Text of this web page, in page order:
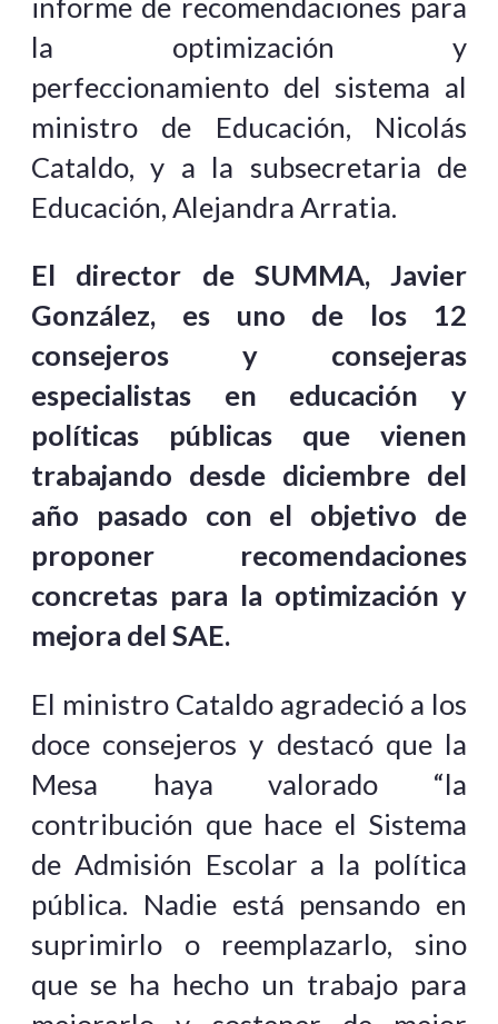
la optimización y
perfeccionamiento del sistema al
ministro de Educación, Nicolás
Cataldo, y a la subsecretaria de
Educación, Alejandra Arratia.
El director de SUMMA, Javier
González, es uno de los 12
consejeros y consejeras
especialistas en educación y
políticas públicas que vienen
trabajando desde diciembre del
año pasado con el objetivo de
proponer recomendaciones
concretas para la optimización y
mejora del SAE.
El ministro Cataldo agradeció a los
doce consejeros y destacó que la
Mesa haya valorado “la
contribución que hace el Sistema
de Admisión Escolar a la política
pública. Nadie está pensando en
suprimirlo o reemplazarlo, sino
que se ha hecho un trabajo para